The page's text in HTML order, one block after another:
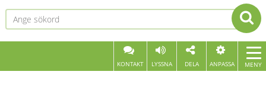
MENY
ANPASSA
DELA
LYSSNA
KONTAKT